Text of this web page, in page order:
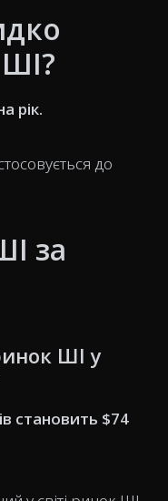
рік.
до
за
ШІ у
становить $74